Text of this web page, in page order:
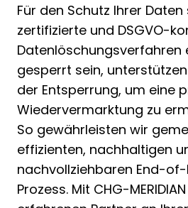
Für den Schutz Ihrer
zertifizierte und DSGVO-
Datenlöschungsverfahren
gesperrt sein,
der Entsperrung, um eine
Wiedervermarktung zu
So gewährleisten wir
effizienten, nachhaltigen
nachvollziehbaren End-
Prozess. Mit CHG-